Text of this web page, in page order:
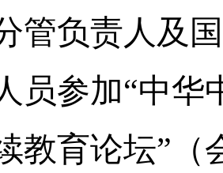
管负责人及
员参加“中
教育论坛”（